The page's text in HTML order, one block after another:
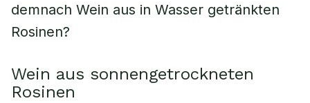
demnach Wein aus in Wasser getränkten
Rosinen?
Wein aus sonnengetrockneten
Rosinen